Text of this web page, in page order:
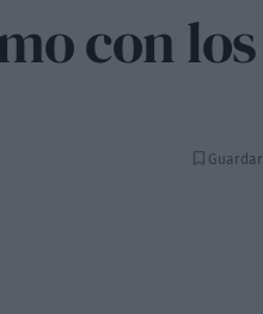
con los
Guardar